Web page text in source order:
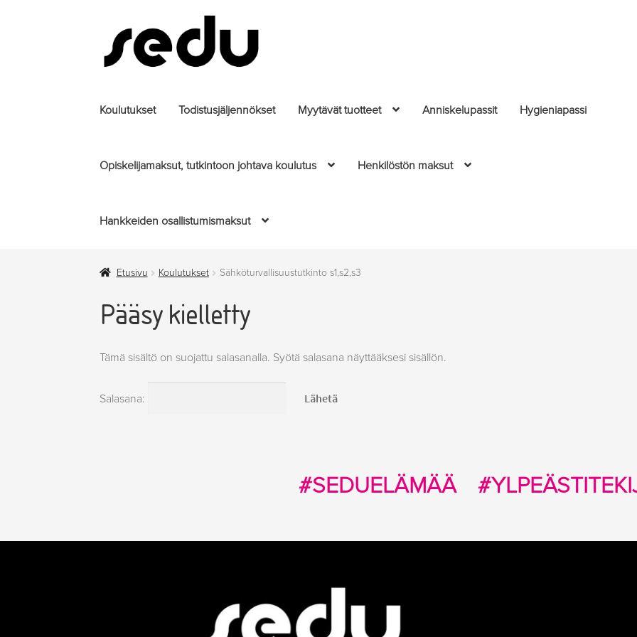
Siirry
navigointiin
Siirry
sisältöön
Koulutukset Todistusjäljennökset Myytävät tuotteet Anniskelupassit Hygieniapassi
Opiskelijamaksut, tutkintoon johtava koulutus Henkilöstön maksut
Hankkeiden osallistumismaksut
Etusivu Koulutukset Sähköturvallisuustutkinto s1,s2,s3
Pääsy kielletty
Tämä sisältö on suojattu salasanalla. Syötä salasana näyttääksesi sisällön.
Salasana:
#SEDUELÄMÄÄ